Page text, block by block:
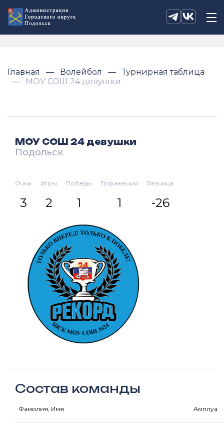
Главная Волейбол
Турнирная таблица
МОУ СОШ 24 девушки
МОУ СОШ 24 девушки
Подольск
Очки
3
Игры
2
Победы
1
Поражения
1
Разница
-26
Состав команды
Фамилия, Имя Амплуа